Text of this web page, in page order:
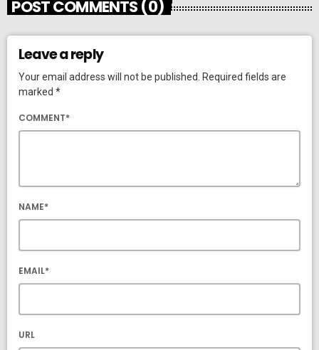
POST COMMENTS (0)
Leave a reply
Your email address will not be published. Required fields are
marked *
COMMENT*
NAME*
EMAIL*
URL